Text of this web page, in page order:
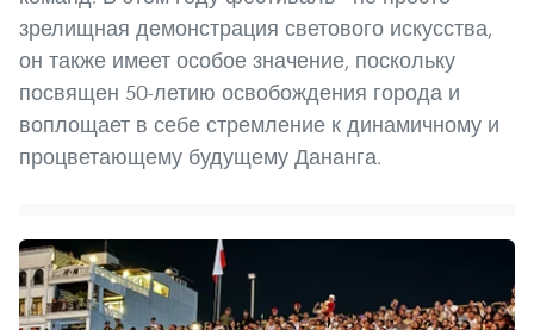
зрелищная демонстрация светового искусства,
он также имеет особое значение, поскольку
посвящен 50-летию освобождения города и
воплощает в себе стремление к динамичному и
процветающему будущему Дананга.